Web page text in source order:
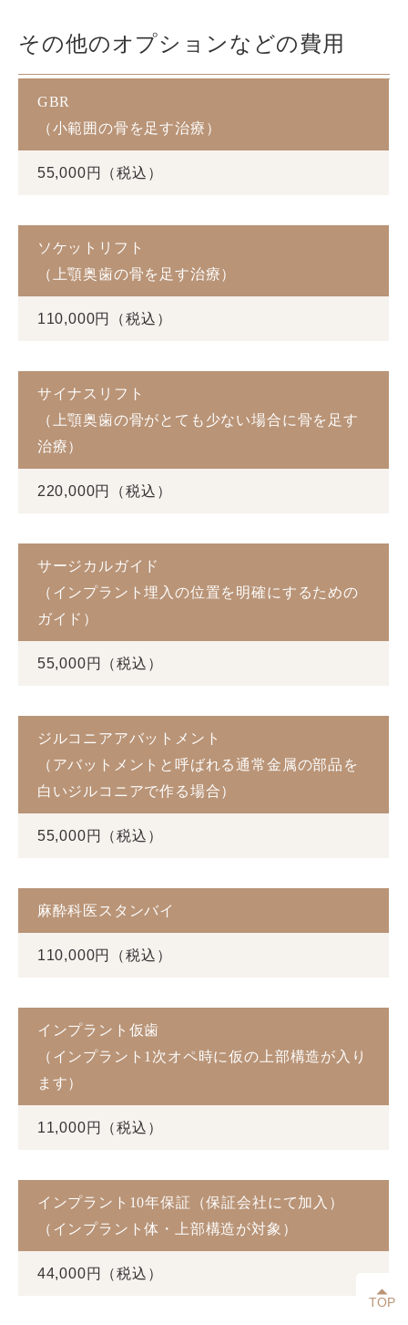
その他のオプションなどの費用
GBR
（小範囲の骨を足す治療）
55,000円（税込）
ソケットリフト
（上顎奥歯の骨を足す治療）
110,000円（税込）
サイナスリフト
（上顎奥歯の骨がとても少ない場合に骨を足す
治療）
220,000円（税込）
サージカルガイド
（インプラント埋入の位置を明確にするための
ガイド）
55,000円（税込）
ジルコニアアバットメント
（アバットメントと呼ばれる通常金属の部品を
白いジルコニアで作る場合）
55,000円（税込）
麻酔科医スタンバイ
110,000円（税込）
インプラント仮歯
（インプラント1次オペ時に仮の上部構造が入り
ます）
11,000円（税込）
インプラント10年保証（保証会社にて加入）
（インプラント体・上部構造が対象）
44,000円（税込）
TOP